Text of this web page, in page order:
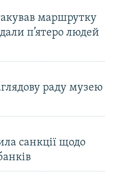
маршрутку
п’ятеро людей
раду музею
санкції щодо